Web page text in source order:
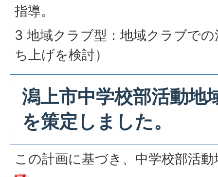
指導。
3 地域クラブ型：地域クラブで
ち上げを検討）
潟上市中学校部活動地
を策定しました。
この計画に基づき、中学校部活